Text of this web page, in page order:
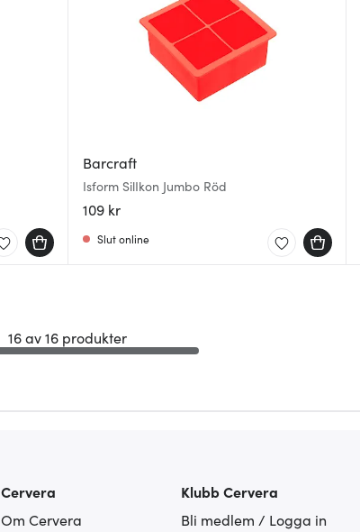
Barcraft
Isform SilIkon Jumbo Röd
109 kr
Slut online
16 av 16 produkter
Cervera
Om Cervera
Klubb Cervera
Bli medlem / Logga in